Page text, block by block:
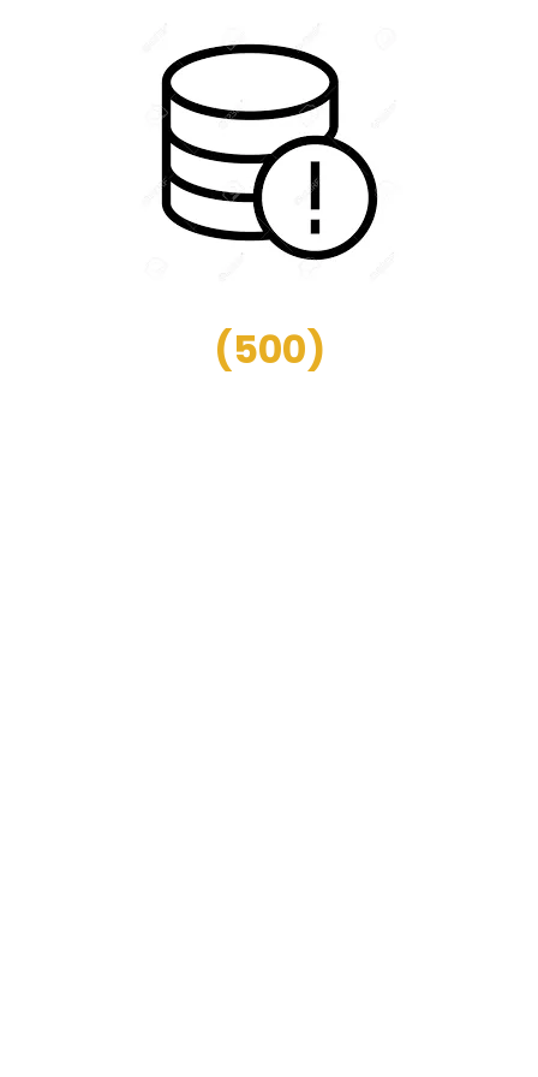
(500)